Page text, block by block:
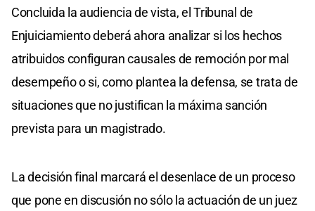
Concluida la audiencia de vista, el Tribunal de
Enjuiciamiento deberá ahora analizar si los hechos
atribuidos configuran causales de remoción por mal
desempeño o si, como plantea la defensa, se trata de
situaciones que no justifican la máxima sanción
prevista para un magistrado.
La decisión final marcará el desenlace de un proceso
que pone en discusión no sólo la actuación de un juez